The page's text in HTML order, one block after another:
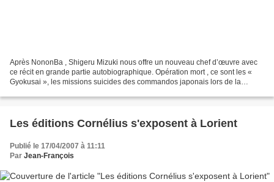
Après NononBa , Shigeru Mizuki nous offre un nouveau chef d’œuvre avec
ce récit en grande partie autobiographique. Opération mort , ce sont les «
Gyokusai », les missions suicides des commandos japonais lors de la
Les éditions Cornélius s'exposent à Lorient
Publié le 17/04/2007 à 11:11
Par Jean-François